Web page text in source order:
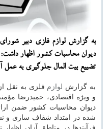
به گزارش لوازم فلزی دبیر
دیوان محاسبات کشور اظهار
تضییع بیت المال جلوگیری به عمل
به گزارش لوازم فلزی به نقل
و ویژه اقتصادی، حمیدرضا
دیوان محاسبات کشور ضمن
شده در امتداد شفاف سازی و